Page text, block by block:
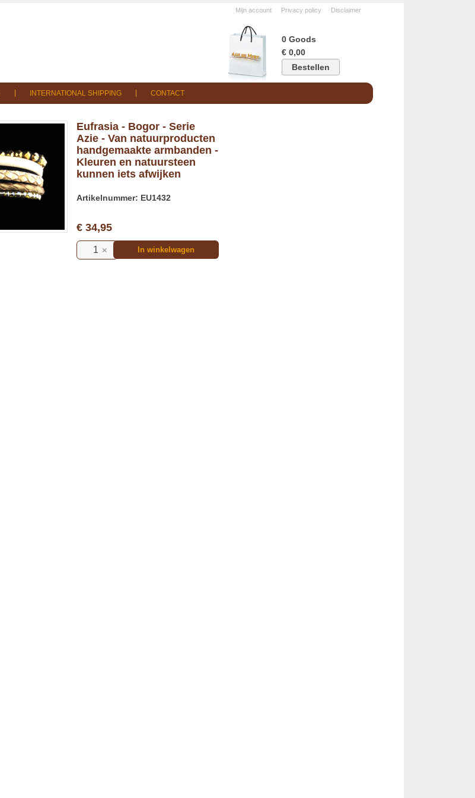
Mijn account Privacy policy Disclaimer
0 Goods
€ 0,00
Bestellen
INTERNATIONAL SHIPPING CONTACT
Eufrasia - Bogor - Serie
Azie - Van natuurproducten
handgemaakte armbanden -
Kleuren en natuursteen
kunnen iets afwijken
Artikelnummer: EU1432
€ 34,95
In winkelwagen